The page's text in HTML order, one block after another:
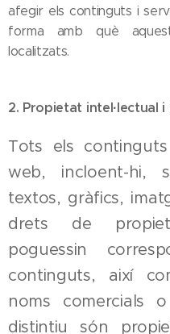
afegir els continguts i
forma amb què
localitzats.
2. Propietat intel·lectual
Tots els
web, incloent-hi,
textos, gràfics,
drets de
poguessin
continguts, així
noms comercials
distintiu són